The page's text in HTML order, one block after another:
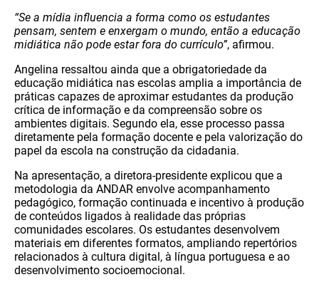
“Se a mídia influencia a forma como os estudantes
pensam, sentem e enxergam o mundo, então a educação
midiática não pode estar fora do currículo”, afirmou.
Angelina ressaltou ainda que a obrigatoriedade da
educação midiática nas escolas amplia a importância de
práticas capazes de aproximar estudantes da produção
crítica de informação e da compreensão sobre os
ambientes digitais. Segundo ela, esse processo passa
diretamente pela formação docente e pela valorização do
papel da escola na construção da cidadania.
Na apresentação, a diretora-presidente explicou que a
metodologia da ANDAR envolve acompanhamento
pedagógico, formação continuada e incentivo à produção
de conteúdos ligados à realidade das próprias
comunidades escolares. Os estudantes desenvolvem
materiais em diferentes formatos, ampliando repertórios
relacionados à cultura digital, à língua portuguesa e ao
desenvolvimento socioemocional.